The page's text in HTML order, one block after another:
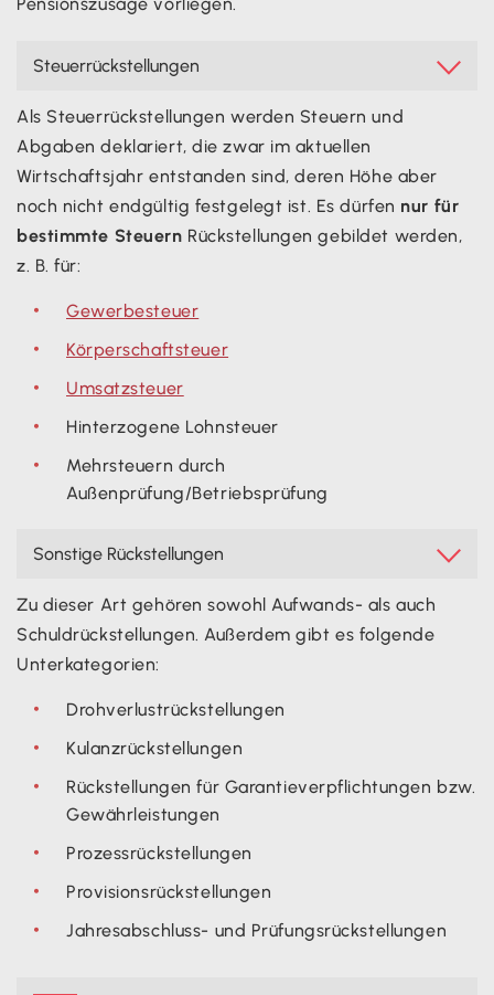
Steuerrückstellungen 
Als Steuerrückstellungen werden Steuern und
Abgaben deklariert, die zwar im aktuellen
Wirtschaftsjahr entstanden sind, deren Höhe aber
noch nicht endgültig festgelegt ist. Es dürfen nur für
bestimmte Steuern Rückstellungen gebildet werden,
z. B. für:
Gewerbesteuer
Körperschaftsteuer
Umsatzsteuer
Hinterzogene Lohnsteuer
Mehrsteuern durch
Außenprüfung/Betriebsprüfung
Sonstige Rückstellungen 
Zu dieser Art gehören sowohl Aufwands- als auch
Schuldrückstellungen. Außerdem gibt es folgende
Unterkategorien:
Drohverlustrückstellungen
Kulanzrückstellungen
Rückstellungen für Garantieverpflichtungen bzw.
Gewährleistungen
Prozessrückstellungen
Provisionsrückstellungen
Jahresabschluss- und Prüfungsrückstellungen